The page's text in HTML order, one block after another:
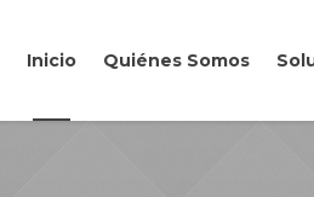
Inicio Quiénes Somos